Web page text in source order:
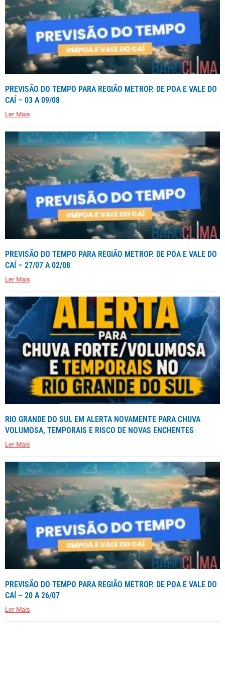
PREVISÃO DO TEMPO PARA REGIÃO METROP. DE POA E VALE DO
CAÍ – 03 A 09/08
Ler Mais
PREVISÃO DO TEMPO PARA REGIÃO METROP. DE POA E VALE DO
CAÍ – 27/07 A 02/08
Ler Mais
RIO GRANDE DO SUL EM ALERTA NOVAMENTE PARA CHUVA
VOLUMOSA, TEMPORAIS E RISCO DE NOVAS ENCHENTES
Ler Mais
PREVISÃO DO TEMPO PARA REGIÃO METROP. DE POA E VALE DO
CAÍ – 20 A 26/07
Ler Mais